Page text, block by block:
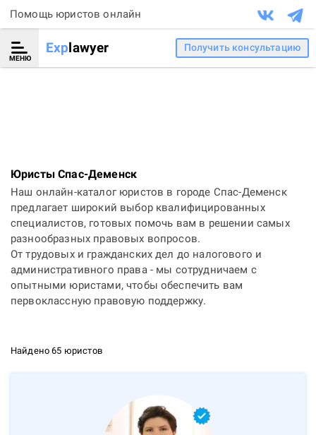
Помощь юристов онлайн
МЕНЮ
Explawyer Получить консультацию
Юристы Спас-Деменск
Наш онлайн-каталог юристов в городе Спас-Деменск
предлагает широкий выбор квалифицированных
специалистов, готовых помочь вам в решении самых
разнообразных правовых вопросов.
От трудовых и гражданских дел до налогового и
административного права - мы сотрудничаем с
опытными юристами, чтобы обеспечить вам
первоклассную правовую поддержку.
Найдено 65 юристов